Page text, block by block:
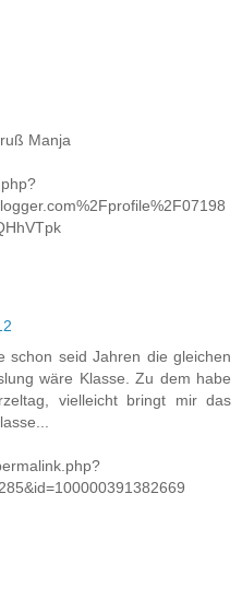
Manja
schon seid Jahren die gleichen
wäre Klasse. Zu dem habe
vielleicht bringt mir das